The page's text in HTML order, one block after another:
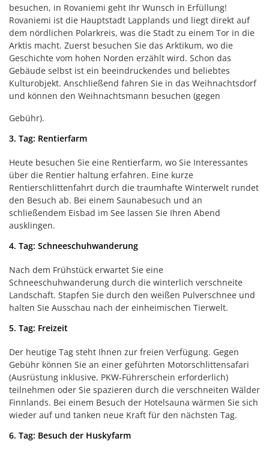
besuchen, in Rovaniemi geht Ihr Wunsch in Erfüllung!
Rovaniemi ist die Hauptstadt Lapplands und liegt direkt auf
dem nördlichen Polarkreis, was die Stadt zu einem Tor in die
Arktis macht. Zuerst besuchen Sie das Arktikum, wo die
Geschichte vom hohen Norden erzählt wird. Schon das
Gebäude selbst ist ein beeindruckendes und beliebtes
Kulturobjekt. Anschließend fahren Sie in das Weihnachtsdorf
und können den Weihnachtsmann besuchen (gegen
Gebühr).
3. Tag: Rentierfarm
Heute besuchen Sie eine Rentierfarm, wo Sie Interessantes
über die Rentier haltung erfahren. Eine kurze
Rentierschlittenfahrt durch die traumhafte Winterwelt rundet
den Besuch ab. Bei einem Saunabesuch und an
schließendem Eisbad im See lassen Sie Ihren Abend
ausklingen.
4. Tag: Schneeschuhwanderung
Nach dem Frühstück erwartet Sie eine
Schneeschuhwanderung durch die winterlich verschneite
Landschaft. Stapfen Sie durch den weißen Pulverschnee und
halten Sie Ausschau nach der einheimischen Tierwelt.
5. Tag: Freizeit
Der heutige Tag steht Ihnen zur freien Verfügung. Gegen
Gebühr können Sie an einer geführten Motorschlittensafari
(Ausrüstung inklusive, PKW-Führerschein erforderlich)
teilnehmen oder Sie spazieren durch die verschneiten Wälder
Finnlands. Bei einem Besuch der Hotelsauna wärmen Sie sich
wieder auf und tanken neue Kraft für den nächsten Tag.
6. Tag: Besuch der Huskyfarm